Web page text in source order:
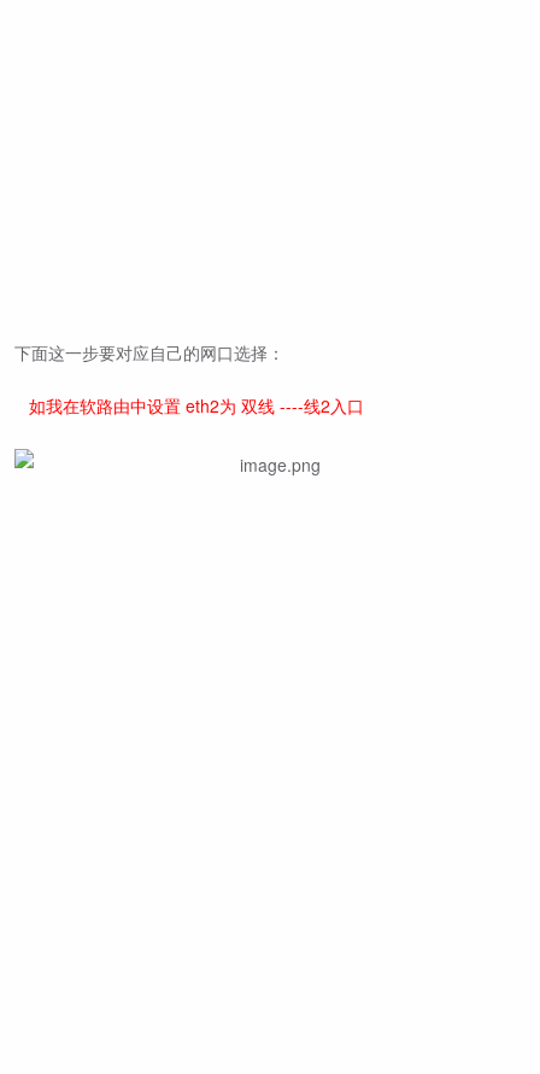
下面这一步要对应自己的网口选择：
如我在软路由中设置 eth2为 双线 ----线2入口